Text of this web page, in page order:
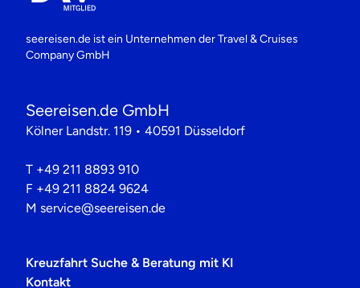
seereisen.de ist ein Unternehmen derTravel & Cruises
Company GmbH
Seereisen.de GmbH
Kölner Landstr. 119 • 40591 Düsseldorf
T +49 211 8893 910
F +49 211 8824 9624
M service@seereisen.de
Kreuzfahrt Suche & Beratung mit KI
Kontakt